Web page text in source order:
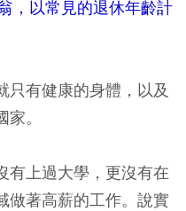
，以常見的退休年齡計
只有健康的身體，以及
。
有上過大學，更沒有在
做著高薪的工作。說實